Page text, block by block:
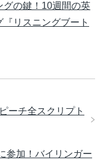
グの鍵！10週間の英
リスニングブート
ーチ全スクリプト
参加！バイリンガー